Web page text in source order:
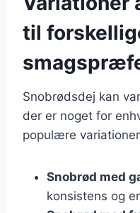
til
Snobrødsdej kan
der er noget for
populære
Snobrød med
konsistens og